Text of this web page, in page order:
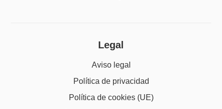
Legal
Aviso legal
Política de privacidad
Política de cookies (UE)